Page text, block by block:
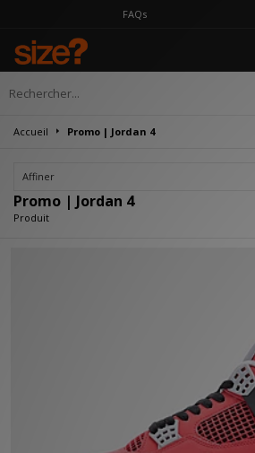
Accueil Promo | Jordan 4
Affiner
Promo | Jordan 4
Produit